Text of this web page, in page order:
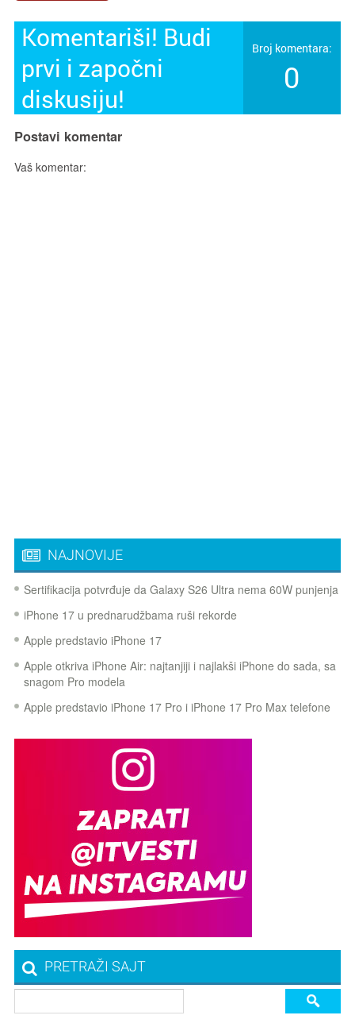
Komentariši! Budi
prvi i započni
diskusiju!
Broj komentara:
0
Postavi komentar
Vaš komentar:
NAJNOVIJE
Sertifikacija potvrđuje da Galaxy S26 Ultra nema 60W punjenja
iPhone 17 u prednarudžbama ruši rekorde
Apple predstavio iPhone 17
Apple otkriva iPhone Air: najtanjiji i najlakši iPhone do sada, sa
snagom Pro modela
Apple predstavio iPhone 17 Pro i iPhone 17 Pro Max telefone
PRETRAŽI SAJT